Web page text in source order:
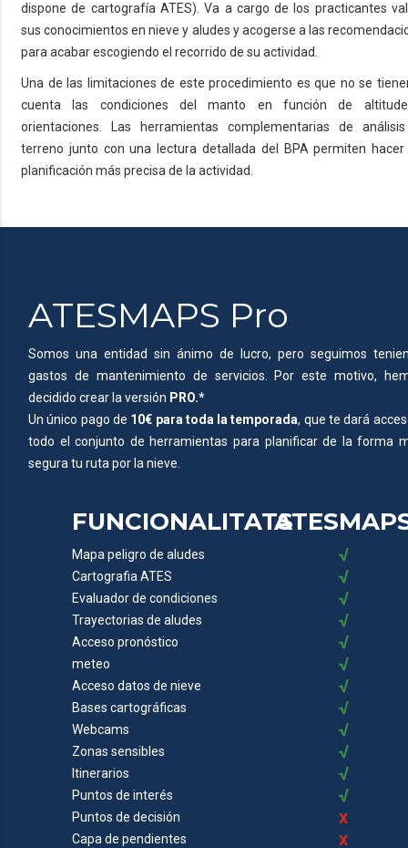
dispone de cartografía ATES). Va a cargo de los practicantes
sus conocimientos en nieve y aludes y acogerse a las
para acabar escogiendo el recorrido de su actividad.
Una de las limitaciones de este procedimiento es que no se
cuenta las condiciones del manto en función de
orientaciones. Las herramientas complementarias de
terreno junto con una lectura detallada del BPA permiten hacer
planificación más precisa de la actividad.
ATESMAPS Pro
Somos una entidad sin ánimo de lucro, pero seguimos
gastos de mantenimiento de servicios. Por este motivo,
decidido crear la versión PRO.*
Un único pago de 10€ para toda la temporada, que te dará
todo el conjunto de herramientas para planificar de la forma
segura tu ruta por la nieve.
FUNCIONALITATS
Mapa peligro de aludes
Cartografia ATES
Evaluador de condiciones
Trayectorias de aludes
Acceso pronóstico
meteo
Acceso datos de nieve
Bases cartográficas
Webcams
Zonas sensibles
Itinerarios
Puntos de interés
Puntos de decisión
Capa de pendientes
√
√
√
√
√
√
√
√
√
√
√
√
x
x